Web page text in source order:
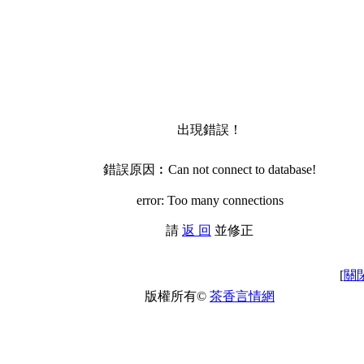
出現錯誤！
錯誤原因︰Can not connect to database!
error: Too many connections
請 返 回 並修正
[關
版權所有© 茶香言情網